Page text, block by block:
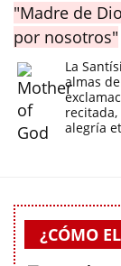
"Madre de
por nosotros"
La
almas
alegría
¿CÓMO